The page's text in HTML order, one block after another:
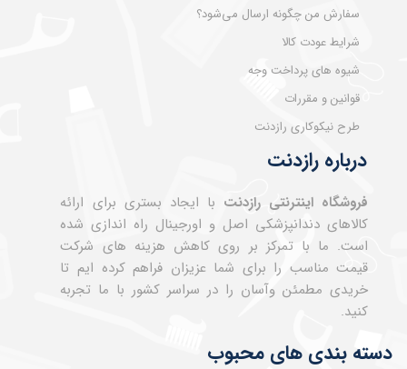
درباره رازدنت
فروشگاه اینترنتی رازدنت با ایجاد بستری برای ارائه
کالاهای دندانپزشکی اصل و اورجینال راه اندازی شده
است. ما با تمرکز بر روی کاهش هزینه های شرکت
قیمت مناسب را برای شما عزیزان فراهم کرده ایم تا
خریدی مطمئن وآسان را در سراسر کشور با ما تجربه
کنید.
سفارش من چگونه ارسال می‌شود؟
شرایط عودت کالا
شیوه های پرداخت وجه
قوانین و مقررات
طرح نیکوکاری رازدنت
دسته بندی های محبوب